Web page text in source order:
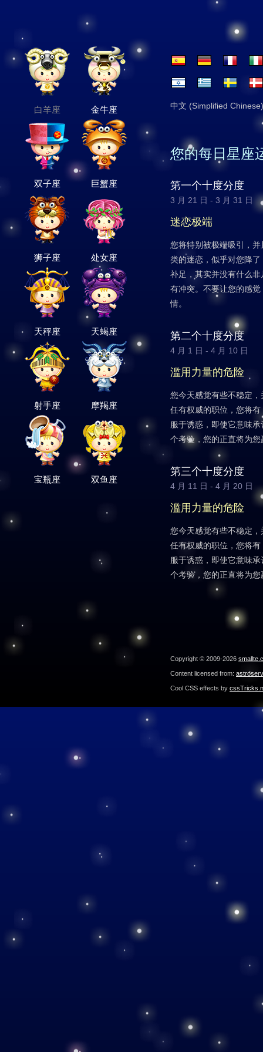
白羊座 金牛座
双子座 巨蟹座
狮子座 处女座
天秤座 天蝎座
射手座 摩羯座
宝瓶座 双鱼座
中文 (Simplified Chinese)
您的每日星座
第一个十度分度
3 月 21 日 - 3 月 31 日
迷恋极端
您将特别被极端吸引，
类的迷恋，似乎对您降
补足，其实并没有什么
有冲突。不要让您的感
情。
第二个十度分度
4 月 1 日 - 4 月 10 日
滥用力量的危险
您今天感觉有些不稳定
任有权威的职位，您将
服于诱惑，即使它意味
个考验，您的正直将为
第三个十度分度
4 月 11 日 - 4 月 20 日
滥用力量的危险
您今天感觉有些不稳定
任有权威的职位，您将
服于诱惑，即使它意味
个考验，您的正直将为
Copyright © 2009-2026
Content licensed from:
Cool CSS effects by